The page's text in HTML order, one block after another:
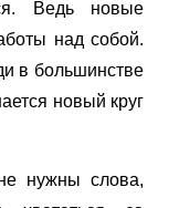
Ведь новые
над собой.
в большинстве
новый круг
нужны слова,